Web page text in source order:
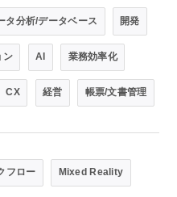
タ分析/データベース 開発
ン AI 業務効率化
CX 経営 帳票/文書管理
フロー Mixed Reality